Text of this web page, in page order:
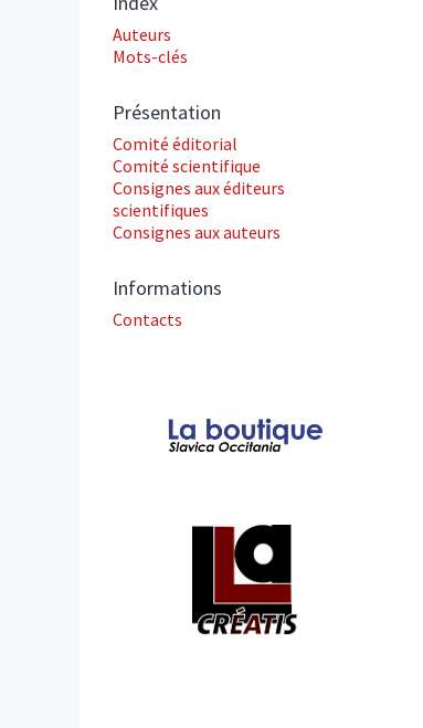
Auteurs
Mots-clés
Présentation
Comité éditorial
Comité scientifique
Consignes aux éditeurs
scientifiques
Consignes aux auteurs
Informations
Contacts